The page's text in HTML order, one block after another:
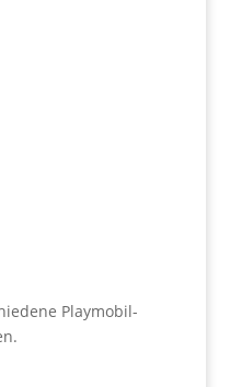
Playmobil-